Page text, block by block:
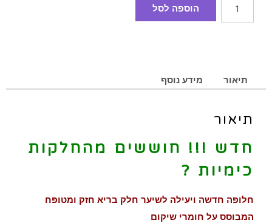
הוספה לסל
תיאור מידע נוסף
תיאור
חדש !!! חוששים מהחלקות
כימיות ?
חלופה חדשה ויעילה לשיער חלק בריא חזק ומטופח
המבוסס על חומרי שיקום